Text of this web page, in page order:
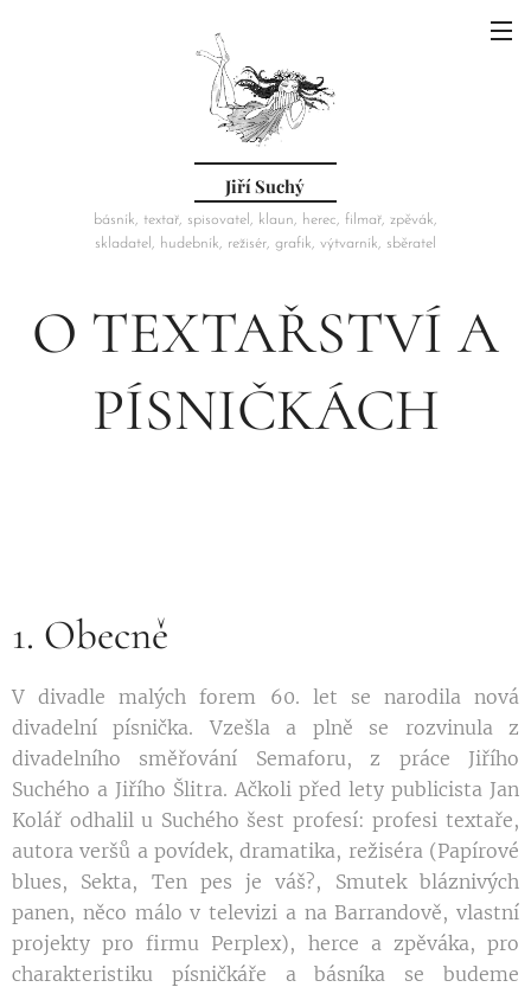
Jiří Suchý
básník, textař, spisovatel, klaun, herec, filmař, zpěvák,
skladatel, hudebník, režisér, grafik, výtvarník, sběratel
O TEXTAŘSTVÍ A
PÍSNIČKÁCH
1. Obecně
V divadle malých forem 60. let se narodila nová
divadelní písnička. Vzešla a plně se rozvinula z
divadelního směřování Semaforu, z práce Jiřího
Suchého a Jiřího Šlitra. Ačkoli před lety publicista Jan
Kolář odhalil u Suchého šest profesí: profesi textaře,
autora veršů a povídek, dramatika, režiséra (Papírové
blues, Sekta, Ten pes je váš?, Smutek bláznivých
panen, něco málo v televizi a na Barrandově, vlastní
projekty pro firmu Perplex), herce a zpěváka, pro
charakteristiku písničkáře a básníka se budeme